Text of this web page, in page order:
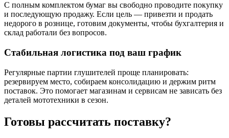
С полным комплектом бумаг вы свободно проводите покупку
и последующую продажу. Если цель — привезти и продать
недорого в рознице, готовим документы, чтобы бухгалтерия и
склад работали без вопросов.
Стабильная логистика под ваш график
Регулярные партии глушителей проще планировать:
резервируем место, собираем консолидацию и держим ритм
поставок. Это помогает магазинам и сервисам не зависать без
деталей мототехники в сезон.
Готовы рассчитать поставку?